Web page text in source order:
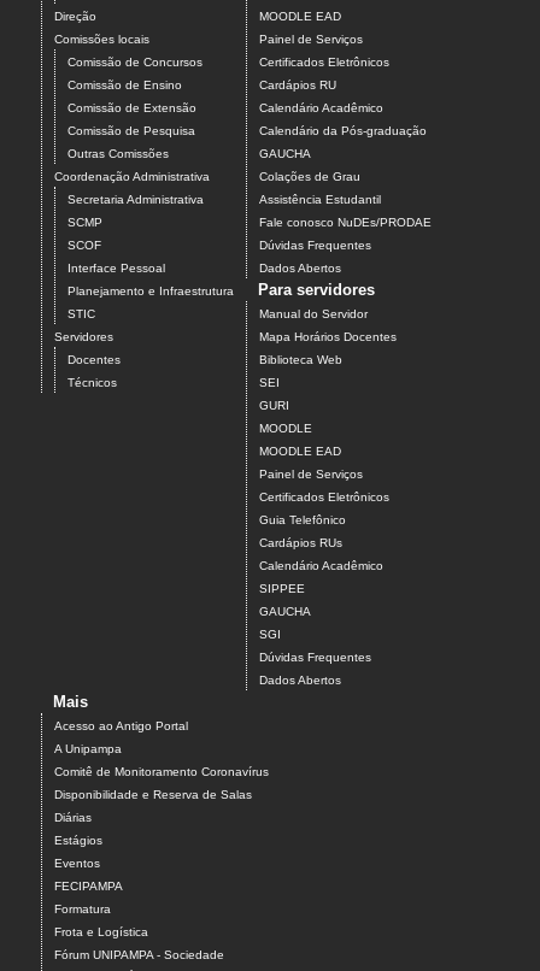
Direção
Comissões locais
Comissão de Concursos
Comissão de Ensino
Comissão de Extensão
Comissão de Pesquisa
Outras Comissões
Coordenação Administrativa
Secretaria Administrativa
SCMP
SCOF
Interface Pessoal
Planejamento e Infraestrutura
STIC
Servidores
Docentes
Técnicos
MOODLE EAD
Painel de Serviços
Certificados Eletrônicos
Cardápios RU
Calendário Acadêmico
Calendário da Pós-graduação
GAUCHA
Colações de Grau
Assistência Estudantil
Fale conosco NuDEs/PRODAE
Dúvidas Frequentes
Dados Abertos
Para servidores
Manual do Servidor
Mapa Horários Docentes
Biblioteca Web
SEI
GURI
MOODLE
MOODLE EAD
Painel de Serviços
Certificados Eletrônicos
Guia Telefônico
Cardápios RUs
Calendário Acadêmico
SIPPEE
GAUCHA
SGI
Dúvidas Frequentes
Dados Abertos
Mais
Acesso ao Antigo Portal
A Unipampa
Comitê de Monitoramento Coronavírus
Disponibilidade e Reserva de Salas
Diárias
Estágios
Eventos
FECIPAMPA
Formatura
Frota e Logística
Fórum UNIPAMPA - Sociedade